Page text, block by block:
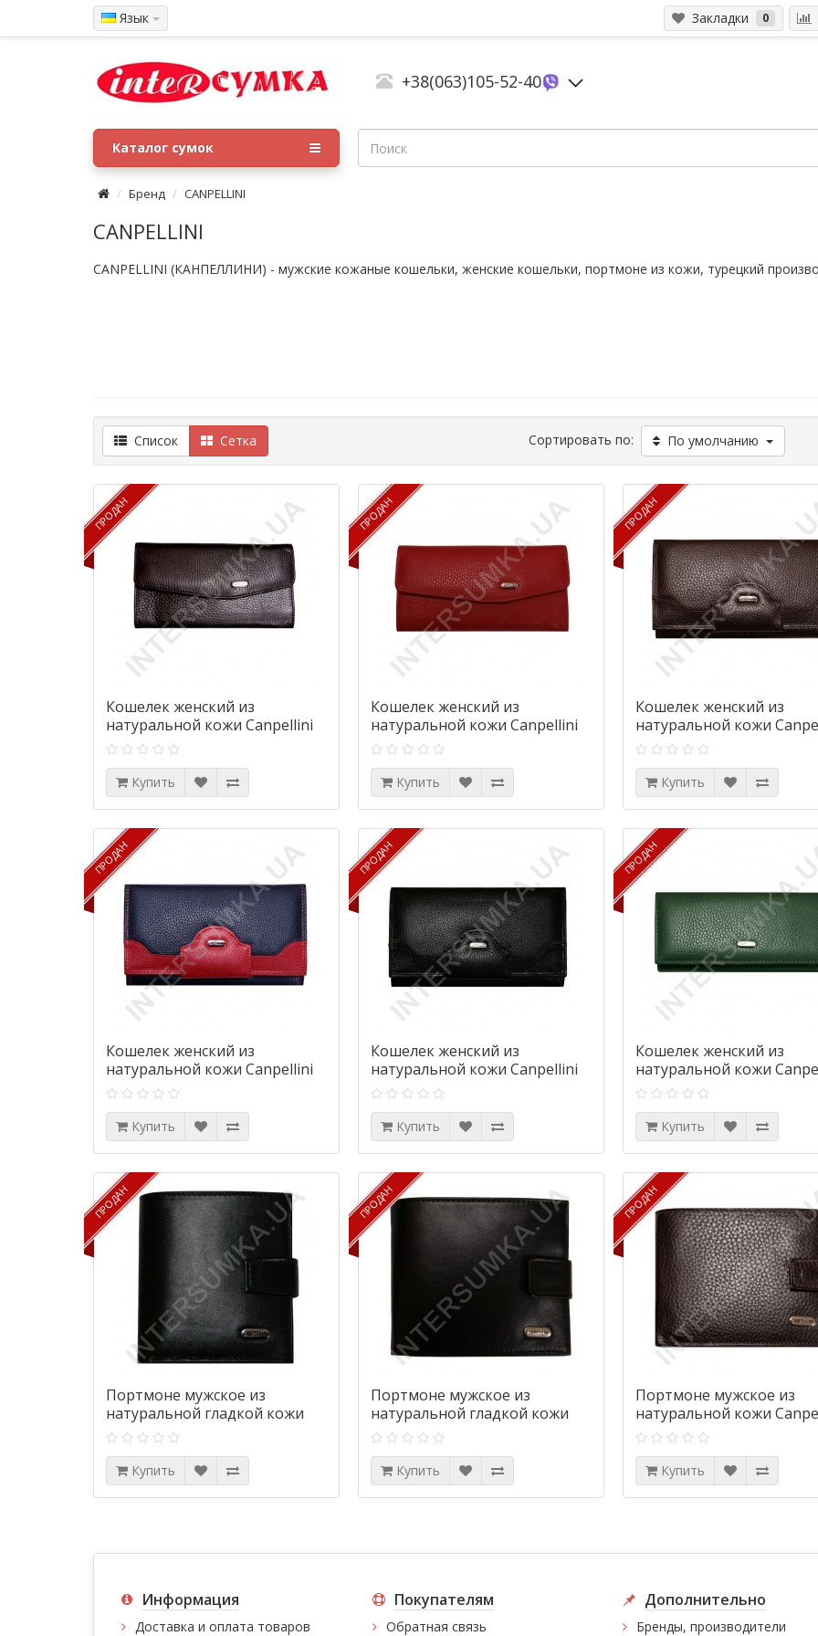
Язык Закладки 0
+38(063)105-52-40
Каталог сумок
Бренд CANPELLINI
CANPELLINI
CANPELLINI (КАНПЕЛЛИНИ) - мужские кожаные кошельки, женские кошельки, портмоне из кожи, турецкий
Список Сетка Сортировать по: По умолчанию
ПРОДАН
ПРОДАН
Кошелек женский из
натуральной кожи Canpellini
2029-14 коричневый флотар
Купить
ПРОДАН
ПРОДАН
Кошелек женский из
натуральной кожи Canpellini
2029-172 красный флотар
Купить
ПРОДАН
ПРОДАН
Кошелек женский из
натуральной кожи
2033-14 коричневый
Купить
ПРОДАН
ПРОДАН
Кошелек женский из
натуральной кожи Canpellini
2033-241 сине-красный
Купить
ПРОДАН
ПРОДАН
Кошелек женский из
натуральной кожи Canpellini
2033-7 черный флотар
Купить
ПРОДАН
ПРОДАН
Кошелек женский из
натуральной кожи
2036-299 зеленый флотар
Купить
ПРОДАН
ПРОДАН
Портмоне мужское из
натуральной гладкой кожи
Canpellini 1109-1 черное
Купить
ПРОДАН
ПРОДАН
Портмоне мужское из
натуральной гладкой кожи
Canpellini 222-1 черное
Купить
ПРОДАН
ПРОДАН
Портмоне мужское из
натуральной кожи
503-14 коричневый
Купить
Информация
Доставка и оплата товаров
Покупателям
Обратная связь
Дополнительно
Бренды, производители